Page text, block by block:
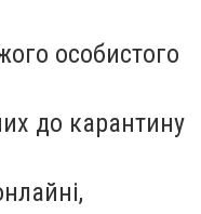
особистого
до карантину